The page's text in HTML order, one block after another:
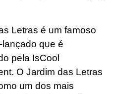
Letras é um famoso
lançado que é
pela IsCool
O Jardim das Letras
um dos mais